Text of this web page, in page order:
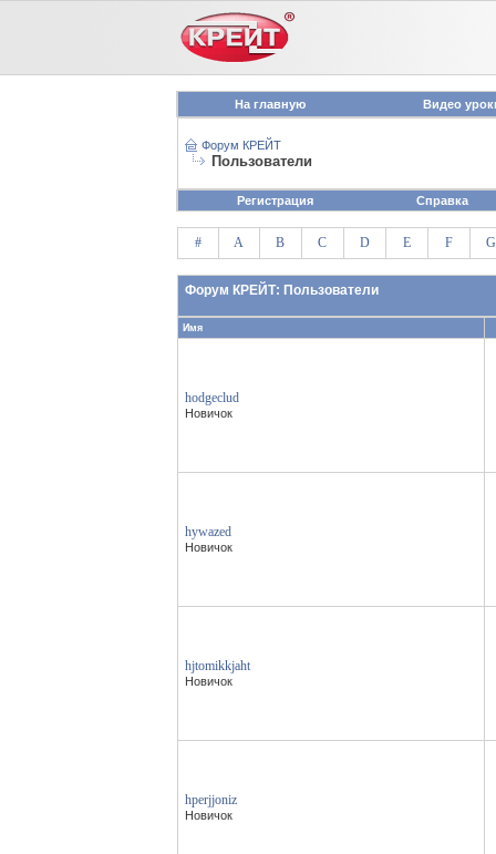
На главную Видео
Форум КРЕЙТ
Пользователи
Регистрация Справка
# A B C D E F G
Форум КРЕЙТ: Пользователи
Имя
hodgeclud
Новичок
hywazed
Новичок
hjtomikkjaht
Новичок
hperjjoniz
Новичок